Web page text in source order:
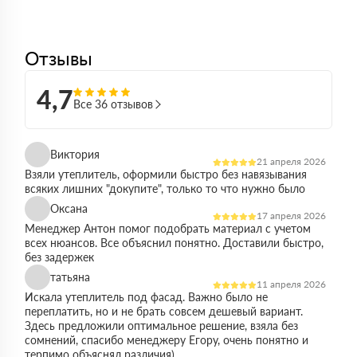
Отзывы
4,7Все 36 отзывов
Виктория
21 апреля 2026
Взяли утеплитель, оформили быстро без навязывания
всяких лишних "докупите", только то что нужно было
Оксана
17 апреля 2026
Менеджер Антон помог подобрать материал с учетом
всех нюансов. Все объяснил понятно. Доставили быстро,
без задержек
татьяна
11 апреля 2026
Искала утеплитель под фасад. Важно было не
переплатить, но и не брать совсем дешевый вариант.
Здесь предложили оптимальное решение, взяла без
сомнений, спасибо менеджеру Егору, очень понятно и
терпимо объяснял различия)